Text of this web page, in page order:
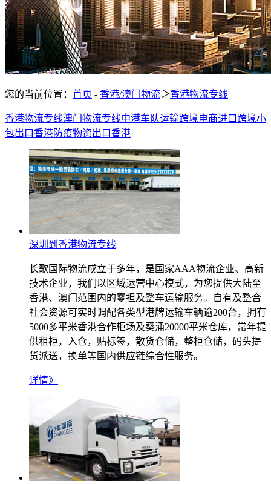
您的当前位置： 首页 - 香港/澳门物流＞香港物流专线
香港物流专线澳门物流专线中港车队运输跨境电商进口 跨境小
包出口香港防疫物资出口香港
深圳到香港物流专线
长歌国际物流成立于多年，是国家AAA物流企业、高新
技术企业，我们以区域运营中心模式，为您提供大陆至
香港、澳门范围内的零担及整车运输服务。自有及整合
社会资源可实时调配各类型港牌运输车辆逾200台，拥有
5000多平米香港合作柜场及葵涌20000平米仓库，常年提
供租柜，入仓，贴标签，散货仓储，整柜仓储，码头提
货派送，换单等国内供应链综合性服务。
详情》